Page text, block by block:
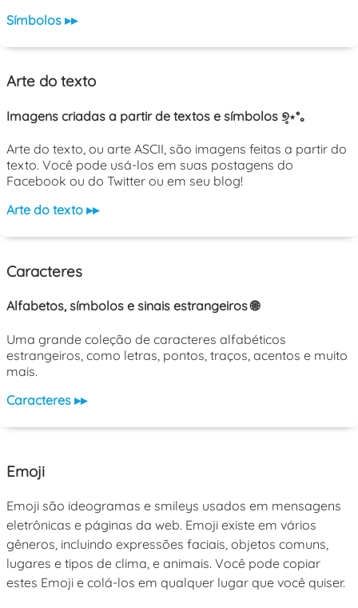
Símbolos ▸▸
Arte do texto
Imagens criadas a partir de textos e símbolos ୭̥⋆*｡
Arte do texto, ou arte ASCII, são imagens feitas a partir do
texto. Você pode usá-los em suas postagens do
Facebook ou do Twitter ou em seu blog!
Arte do texto ▸▸
Caracteres
Alfabetos, símbolos e sinais estrangeiros 🌐
Uma grande coleção de caracteres alfabéticos
estrangeiros, como letras, pontos, traços, acentos e muito
mais.
Caracteres ▸▸
Emoji
Emoji são ideogramas e smileys usados em mensagens
eletrônicas e páginas da web. Emoji existe em vários
gêneros, incluindo expressões faciais, objetos comuns,
lugares e tipos de clima, e animais. Você pode copiar
estes Emoji e colá-los em qualquer lugar que você quiser.